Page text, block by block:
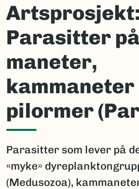
Artsprosjekt:
Parasitter
maneter,
kammaneter
pilormer
Parasitter som lever på
«myke»
(Medusozoa),